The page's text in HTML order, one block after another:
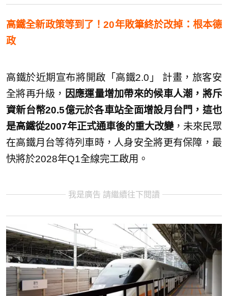
高鐵全新政策等到了！20年敗筆終於改掉：根本德
政
高鐵於近期宣布將開啟「高鐵2.0」 計畫，旅客安
全將再升級， 因應運量增加帶來的候車人潮，將斥
資新台幣20.5億元於各車站全面增設月台門，這也
是高鐵從2007年正式通車後的重大改變，未來民眾
在高鐵月台等待列車時，人身安全將更有保障，最
快將於2028年Q1全線完工啟用。
我是廣告 請繼續往下閱讀